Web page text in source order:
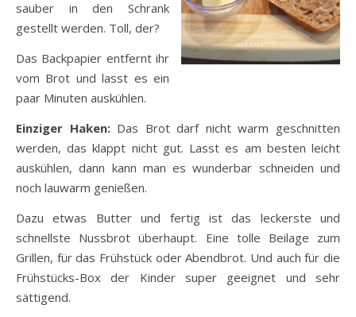
sauber in den Schrank
gestellt werden. Toll, der?
Das Backpapier entfernt ihr
vom Brot und lasst es ein
paar Minuten auskühlen.
Einziger Haken:Das Brot darf nicht warm geschnitten
werden, das klappt nicht gut. Lasst es am besten leicht
auskühlen, dann kann man es wunderbar schneiden und
noch lauwarm genießen.
Dazu etwas Butter und fertig ist das leckerste und
schnellste Nussbrot überhaupt. Eine tolle Beilage zum
Grillen, für das Frühstück oder Abendbrot. Und auch für die
Frühstücks-Box der Kinder super geeignet und sehr
sättigend.